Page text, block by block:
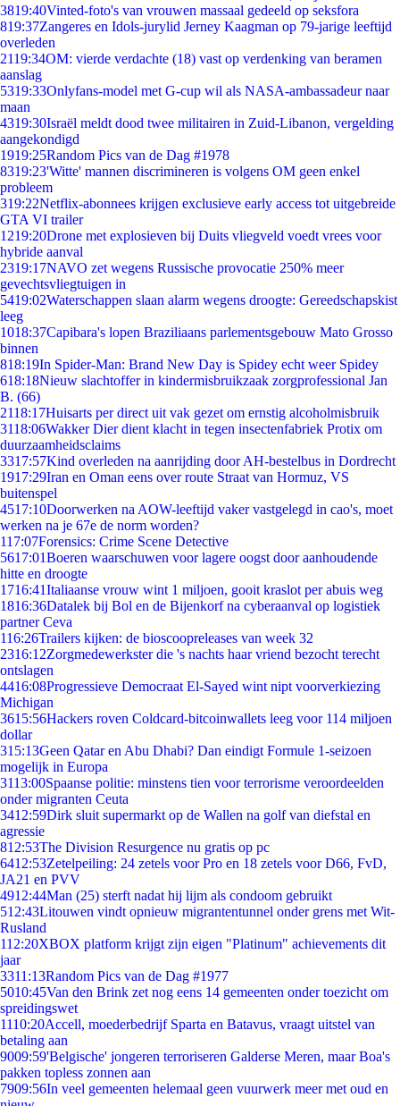
3819:40Vinted-foto's van vrouwen massaal gedeeld op seksfora
819:37Zangeres en Idols-jurylid Jerney Kaagman op 79-jarige leeftijd
overleden
2119:34OM: vierde verdachte (18) vast op verdenking van beramen
aanslag
5319:33Onlyfans-model met G-cup wil als NASA-ambassadeur naar
maan
4319:30Israël meldt dood twee militairen in Zuid-Libanon, vergelding
aangekondigd
1919:25Random Pics van de Dag #1978
8319:23'Witte' mannen discrimineren is volgens OM geen enkel
probleem
319:22Netflix-abonnees krijgen exclusieve early access tot uitgebreide
GTA VI trailer
1219:20Drone met explosieven bij Duits vliegveld voedt vrees voor
hybride aanval
2319:17NAVO zet wegens Russische provocatie 250% meer
gevechtsvliegtuigen in
5419:02Waterschappen slaan alarm wegens droogte: Gereedschapskist
leeg
1018:37Capibara's lopen Braziliaans parlementsgebouw Mato Grosso
binnen
818:19In Spider-Man: Brand New Day is Spidey echt weer Spidey
618:18Nieuw slachtoffer in kindermisbruikzaak zorgprofessional Jan
B. (66)
2118:17Huisarts per direct uit vak gezet om ernstig alcoholmisbruik
3118:06Wakker Dier dient klacht in tegen insectenfabriek Protix om
duurzaamheidsclaims
3317:57Kind overleden na aanrijding door AH-bestelbus in Dordrecht
1917:29Iran en Oman eens over route Straat van Hormuz, VS
buitenspel
4517:10Doorwerken na AOW-leeftijd vaker vastgelegd in cao's, moet
werken na je 67e de norm worden?
117:07Forensics: Crime Scene Detective
5617:01Boeren waarschuwen voor lagere oogst door aanhoudende
hitte en droogte
1716:41Italiaanse vrouw wint 1 miljoen, gooit kraslot per abuis weg
1816:36Datalek bij Bol en de Bijenkorf na cyberaanval op logistiek
partner Ceva
116:26Trailers kijken: de bioscoopreleases van week 32
2316:12Zorgmedewerkster die 's nachts haar vriend bezocht terecht
ontslagen
4416:08Progressieve Democraat El-Sayed wint nipt voorverkiezing
Michigan
3615:56Hackers roven Coldcard-bitcoinwallets leeg voor 114 miljoen
dollar
315:13Geen Qatar en Abu Dhabi? Dan eindigt Formule 1-seizoen
mogelijk in Europa
3113:00Spaanse politie: minstens tien voor terrorisme veroordeelden
onder migranten Ceuta
3412:59Dirk sluit supermarkt op de Wallen na golf van diefstal en
agressie
812:53The Division Resurgence nu gratis op pc
6412:53Zetelpeiling: 24 zetels voor Pro en 18 zetels voor D66, FvD,
JA21 en PVV
4912:44Man (25) sterft nadat hij lijm als condoom gebruikt
512:43Litouwen vindt opnieuw migrantentunnel onder grens met Wit-
Rusland
112:20XBOX platform krijgt zijn eigen "Platinum" achievements dit
jaar
3311:13Random Pics van de Dag #1977
5010:45Van den Brink zet nog eens 14 gemeenten onder toezicht om
spreidingswet
1110:20Accell, moederbedrijf Sparta en Batavus, vraagt uitstel van
betaling aan
9009:59'Belgische' jongeren terroriseren Galderse Meren, maar Boa's
pakken topless zonnen aan
7909:56In veel gemeenten helemaal geen vuurwerk meer met oud en